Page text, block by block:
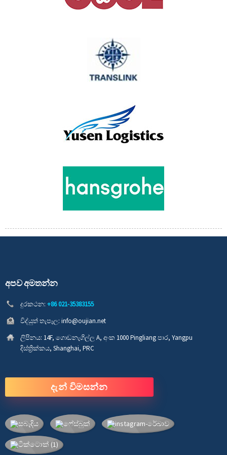
අපව අමතන්න
දුරකථන: +86 021-35383155
විද්යුත් තැපෑල: info@oujian.net
ලිපිනය: 14F, ගොඩනැගිල්ල A, අංක 1000 Pingliang පාර, Yangpu
දිස්ත්‍රික්කය, Shanghai, PRC
දැන් විමසන්න